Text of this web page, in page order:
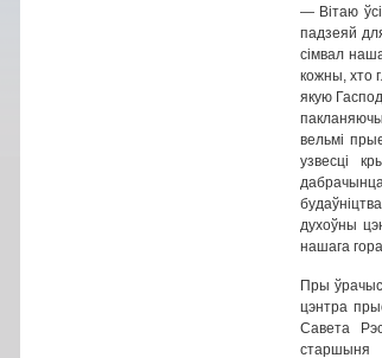
— Вітаю
падзеяй
сімвал
кожны, хто
якую
вельмі
узвесці
духоўны
нашага
Пры
цэнтра
Савета
старшыня